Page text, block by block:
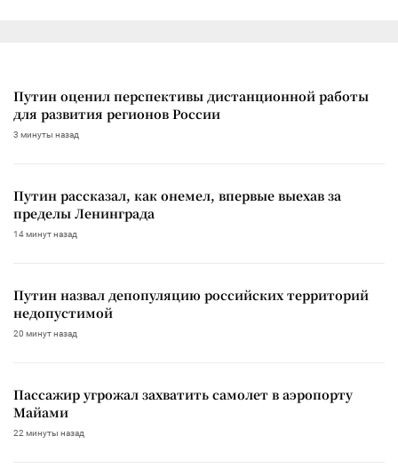
Путин оценил перспективы дистанционной работы
для развития регионов России
3 минуты назад
Путин рассказал, как онемел, впервые выехав за
пределы Ленинграда
14 минут назад
Путин назвал депопуляцию российских территорий
недопустимой
20 минут назад
Пассажир угрожал захватить самолет в аэропорту
Майами
22 минуты назад